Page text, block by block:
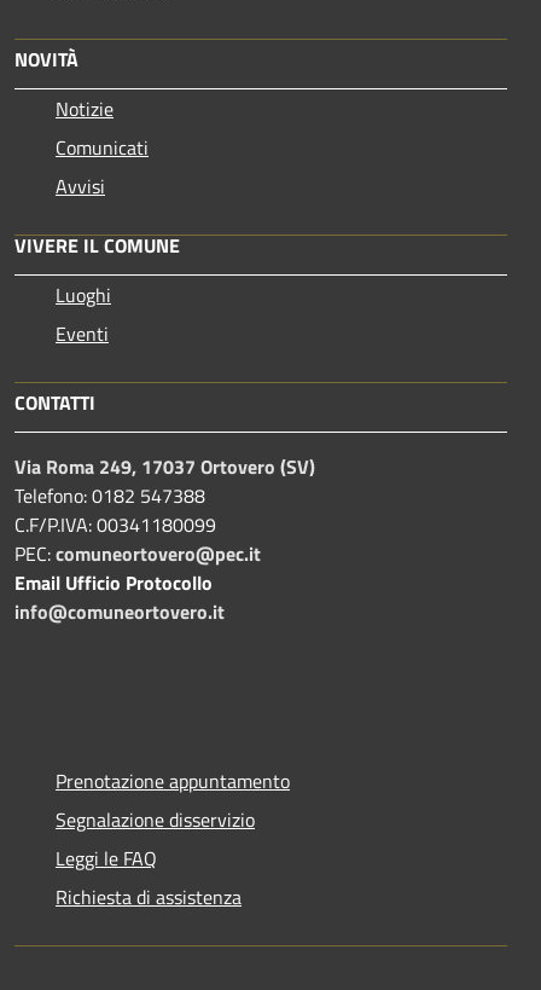
NOVITÀ
Notizie
Comunicati
Avvisi
VIVERE IL COMUNE
Luoghi
Eventi
CONTATTI
Via Roma 249, 17037 Ortovero (SV)
Telefono: 0182 547388
C.F/P.IVA: 00341180099
PEC:comuneortovero@pec.it
Email Ufficio Protocollo
info@comuneortovero.it
Prenotazione appuntamento
Segnalazione disservizio
Leggi le FAQ
Richiesta di assistenza